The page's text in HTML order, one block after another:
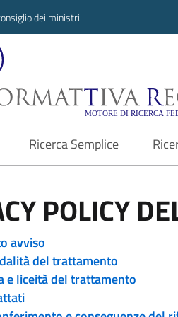
dei ministri
Ricerca Semplice
POLICY
avviso
del trattamento
e liceità del trattamento